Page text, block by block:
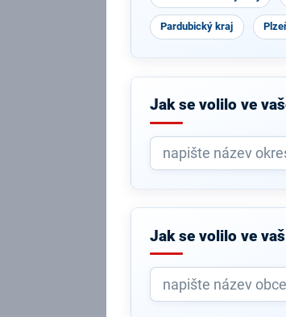
Pardubický kraj
Jak se volilo ve
Jak se volilo ve